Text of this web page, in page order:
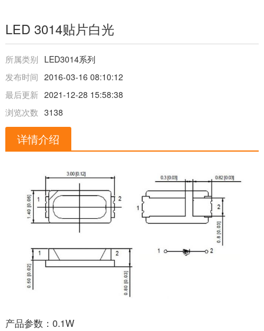
LED 3014贴片白光
所属类别
发布时间
最后更新
浏览次数
LED3014系列
2016-03-16 08:10:12
2021-12-28 15:58:38
3138
详情介绍
产品参数：0.1W